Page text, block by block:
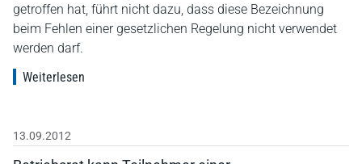
getroffen hat, führt nicht dazu, dass diese Bezeichnung
beim Fehlen einer gesetzlichen Regelung nicht verwendet
werden darf.
Weiterlesen
13.09.2012